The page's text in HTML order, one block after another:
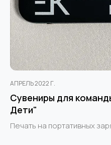
АПРЕЛЬ 2022 Г.
Сувениры для
Дети"
Печать на портативных